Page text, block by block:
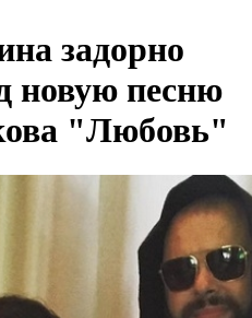
задорно
новую песню
"Любовь"